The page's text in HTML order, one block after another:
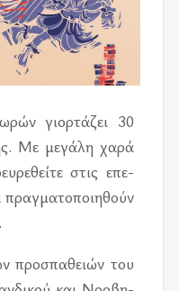
γιορ­τά­ζει 30
Με με­γά­λη χαρά
στις επε­
πραγ­μα­το­ποι­η­θούν
.
προ­σπα­θειών του